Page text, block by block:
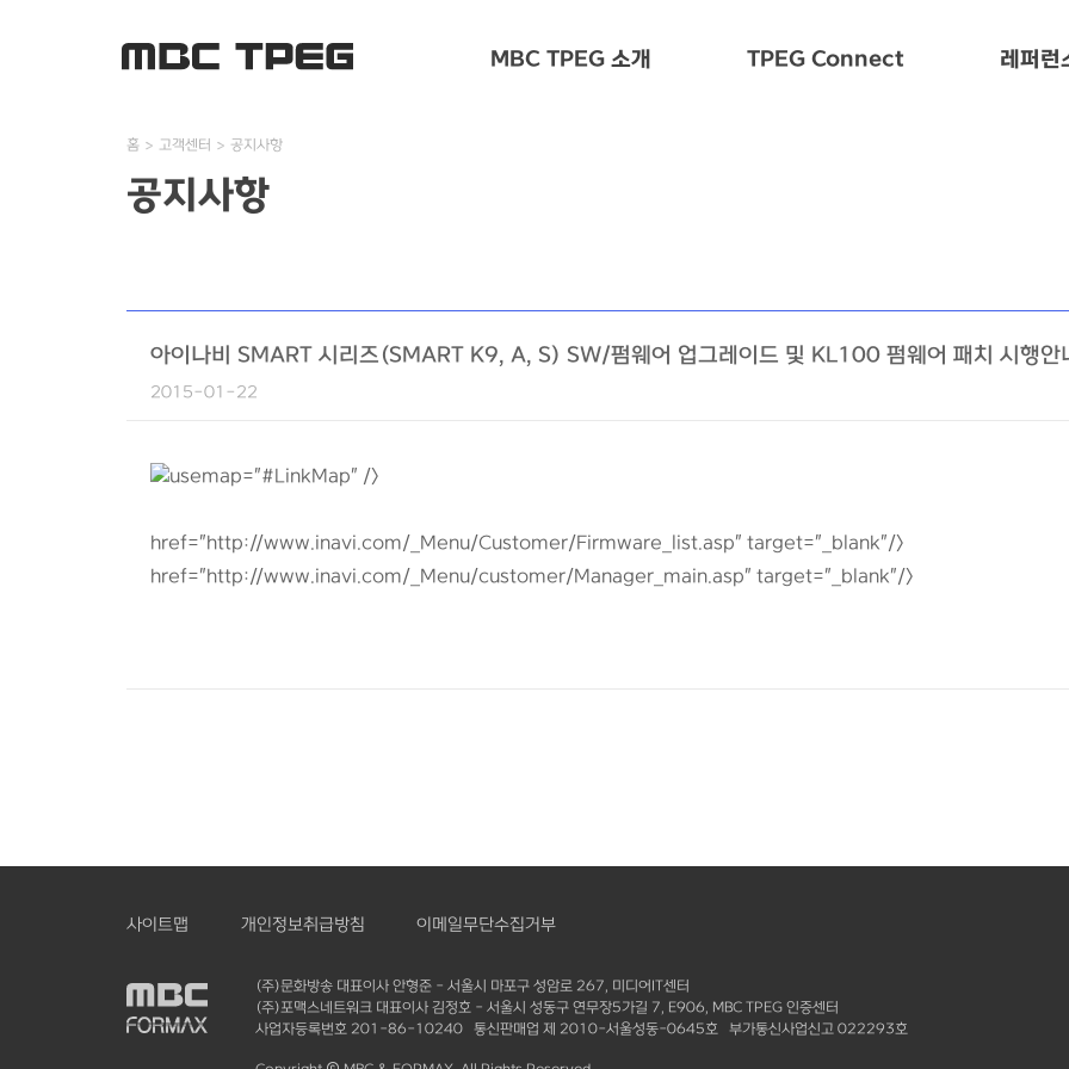
MBC TPEG 소개 TPEG Connect 레퍼런
홈 고객센터 공지사항
공지사항
아이나비 SMART 시리즈(SMART K9, A, S) SW/펌웨어 업그레이드 및 KL100 펌웨어 패치 시행안
2015-01-22
usemap="#LinkMap" />
href="http://www.inavi.com/_Menu/Customer/Firmware_list.asp" target="_blank"/>
href="http://www.inavi.com/_Menu/customer/Manager_main.asp" target="_blank"/>
사이트맵 개인정보취급방침 이메일무단수집거부
(주)문화방송 대표이사 안형준 - 서울시 마포구 성암로 267, 미디어IT센터
(주)포맥스네트워크 대표이사 김정호 - 서울시 성동구 연무장5가길 7, E906, MBC TPEG 인증센터
사업자등록번호 201-86-10240 통신판매업 제 2010-서울성동-0645호 부가통신사업신고 022293호